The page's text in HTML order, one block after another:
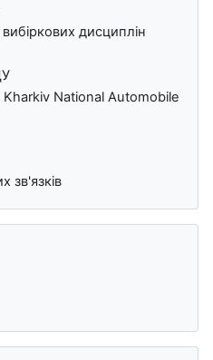
дисциплін
National Automobile
зв'язків